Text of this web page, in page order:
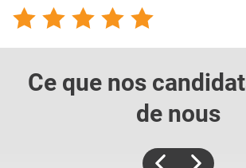
Ce que nos
de nous